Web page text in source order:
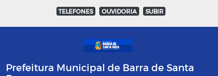
TELEFONES OUVIDORIA SUBIR
Prefeitura Municipal de Barra de Santa